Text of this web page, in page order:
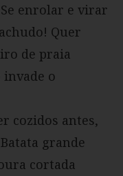
enrolar e virar
Quer
de praia
o
cozidos antes,
grande
cortada